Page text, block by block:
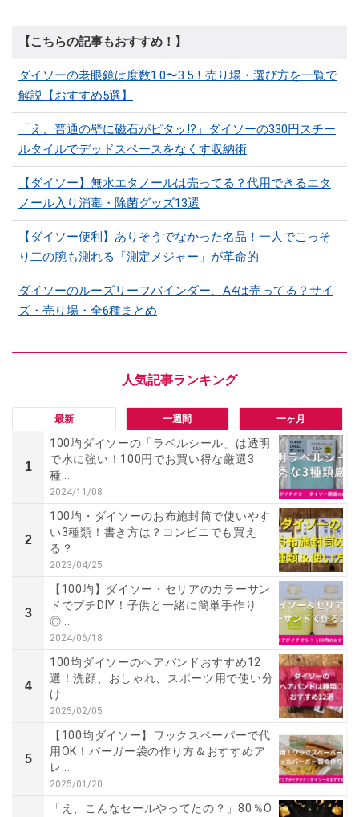
【こちらの記事もおすすめ！】
ダイソーの老眼鏡は度数1.0〜3.5！売り場・選び方を一覧で
解説【おすすめ5選】
「え、普通の壁に磁石がピタッ!?」ダイソーの330円スチー
ルタイルでデッドスペースをなくす収納術
【ダイソー】無水エタノールは売ってる？代用できるエタ
ノール入り消毒・除菌グッズ13選
【ダイソー便利】ありそうでなかった名品！一人でこっそ
り二の腕も測れる「測定メジャー」が革命的
ダイソーのルーズリーフバインダー、A4は売ってる？サイ
ズ・売り場・全6種まとめ
最新 一週間 一ヶ月
1
100均ダイソーの「ラベルシール」は透明
で水に強い！100円でお買い得な厳選3
種...
2024/11/08
2
100均・ダイソーのお布施封筒で使いやす
い3種類！書き方は？コンビニでも買え
る？
2023/04/25
3
【100均】ダイソー・セリアのカラーサン
ドでプチDIY！子供と一緒に簡単手作り
◎...
2024/06/18
4
100均ダイソーのヘアバンドおすすめ12
選！洗顔、おしゃれ、スポーツ用で使い分
け
2025/02/05
5
【100均ダイソー】ワックスペーパーで代
用OK！バーガー袋の作り方＆おすすめア
レ...
2025/01/20
「え、こんなセールやってたの？」80％O